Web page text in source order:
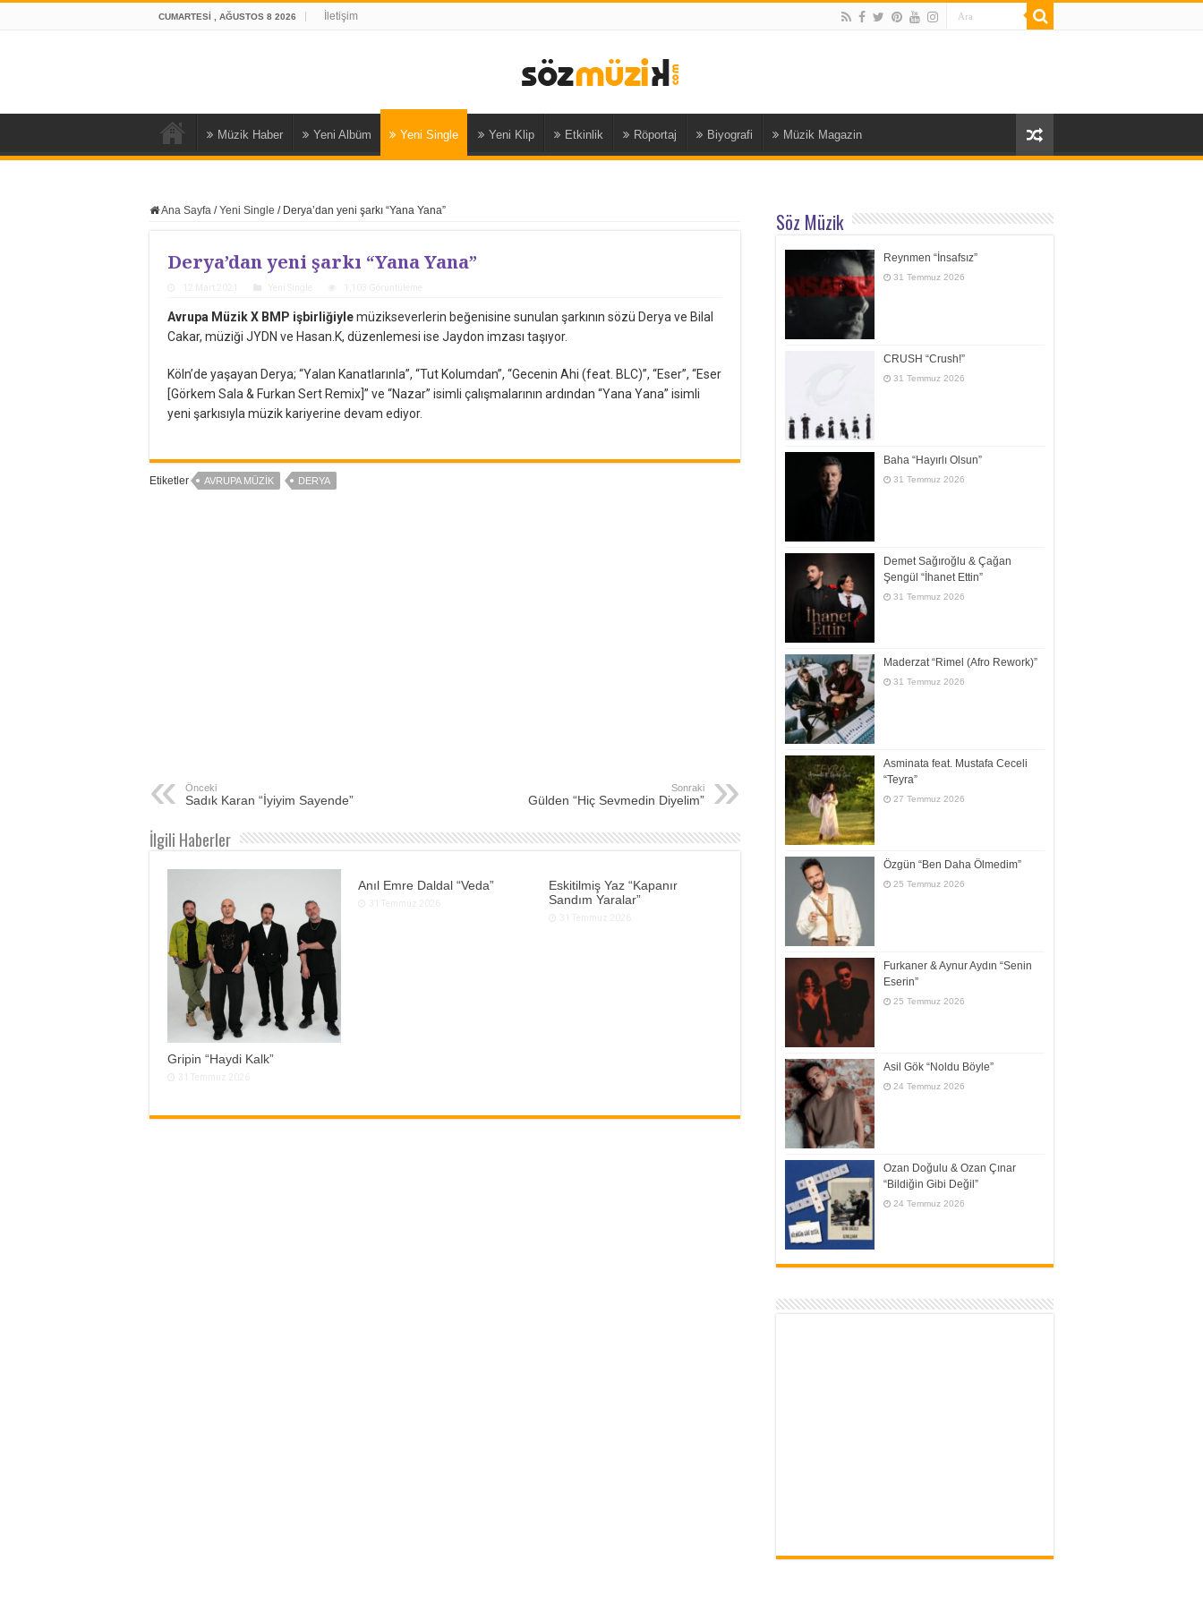
CUMARTESI , AĞUSTOS 8 2026 İletişim
Müzik Haber Yeni Albüm Yeni Single Yeni Klip Etkinlik Röportaj Biyografi Müzik Magazin
Ana Sayfa / Yeni Single / Derya’dan yeni şarkı “Yana Yana”
Derya’dan yeni şarkı “Yana Yana”
Avrupa Müzik X BMP işbirliğiylemüzikseverlerin beğenisine sunulan şarkının sözü Derya ve Bilal
Cakar, müziği JYDN ve Hasan.K, düzenlemesi ise Jaydon imzası taşıyor.
Köln’de yaşayan Derya; “Yalan Kanatlarınla”, “Tut Kolumdan”, “Gecenin Ahi (feat. BLC)”, “Eser”, “Eser
[Görkem Sala & Furkan Sert Remix]” ve “Nazar” isimli çalışmalarının ardından “Yana Yana” isimli
yeni şarkısıyla müzik kariyerine devam ediyor.
Etiketler AVRUPA MÜZIK DERYA
Önceki
Sadık Karan “İyiyim Sayende”
Sonraki
Gülden “Hiç Sevmedin Diyelim”
İlgili Haberler
Gripin “Haydi Kalk”
Anıl Emre Daldal “Veda”
Eskitilmiş Yaz “Kapanır
Sandım Yaralar”
Söz Müzik
Reynmen “İnsafsız”
31 Temmuz 2026
CRUSH “Crush!”
31 Temmuz 2026
Baha “Hayırlı Olsun”
31 Temmuz 2026
Demet Sağıroğlu & Çağan
Şengül “İhanet Ettin”
31 Temmuz 2026
Maderzat “Rimel (Afro Rework)”
31 Temmuz 2026
Asminata feat. Mustafa Ceceli
“Teyra”
27 Temmuz 2026
Özgün “Ben Daha Ölmedim”
25 Temmuz 2026
Furkaner & Aynur Aydın “Senin
Eserin”
25 Temmuz 2026
Asil Gök “Noldu Böyle”
24 Temmuz 2026
Ozan Doğulu & Ozan Çınar
“Bildiğin Gibi Değil”
24 Temmuz 2026